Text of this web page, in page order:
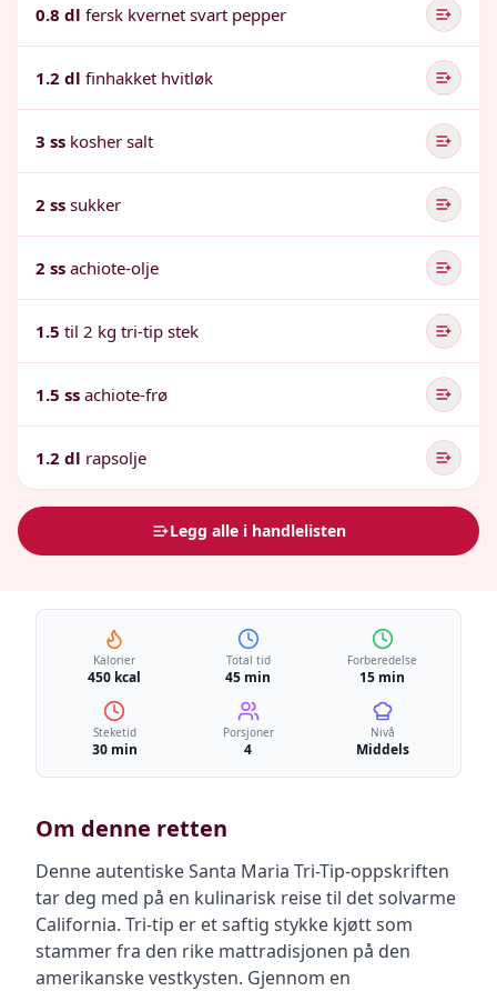
0.8 dl fersk kvernet svart pepper
1.2 dl finhakket hvitløk
3 ss kosher salt
2 ss sukker
2 ss achiote-olje
1.5 til 2 kg tri-tip stek
1.5 ss achiote-frø
1.2 dl rapsolje
Legg alle i handlelisten
Kalorier
450 kcal
Total tid
45 min
Forberedelse
15 min
Steketid
30 min
Porsjoner
4
Nivå
Middels
Om denne retten
Denne autentiske Santa Maria Tri-Tip-oppskriften
tar deg med på en kulinarisk reise til det solvarme
California. Tri-tip er et saftig stykke kjøtt som
stammer fra den rike mattradisjonen på den
amerikanske vestkysten. Gjennom en